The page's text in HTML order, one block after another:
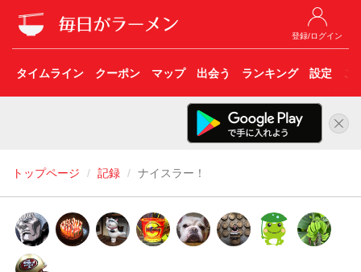
登録/ログイン
タイムライン クーポン マップ 出会う ランキング 設定 こ
トップページ 記録 ナイスラー！